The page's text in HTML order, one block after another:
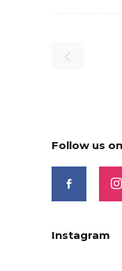
Follow us
Instagram